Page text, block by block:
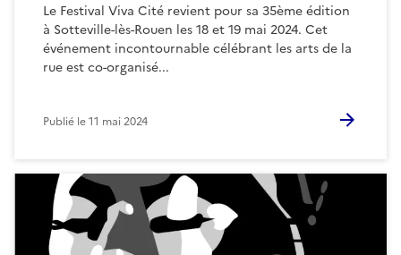
Le Festival Viva Cité revient pour sa 35ème édition
à Sotteville-lès-Rouen les 18 et 19 mai 2024. Cet
événement incontournable célébrant les arts de la
rue est co-organisé...
Publié le11 mai 2024